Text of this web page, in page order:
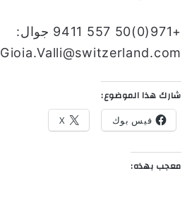
+971(0)50 557 9411 جوال:
Gioia.Valli@switzerland.comبريد إلكتروني:
شارك هذا الموضوع:
فيس بوك X
معجب بهذه: